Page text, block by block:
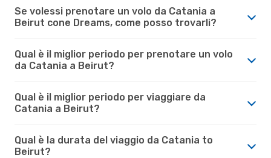
Se volessi prenotare un volo da Catania a
Beirut cone Dreams, come posso trovarli?
Qual è il miglior periodo per prenotare un volo
da Catania a Beirut?
Qual è il miglior periodo per viaggiare da
Catania a Beirut?
Qual è la durata del viaggio da Catania to
Beirut?